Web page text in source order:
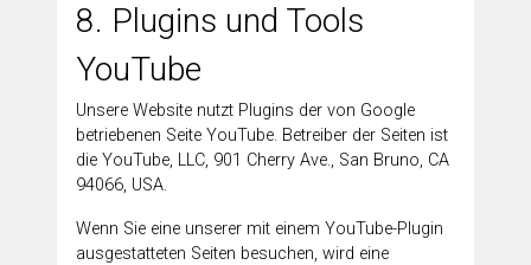
8. Plugins und Tools
YouTube
Unsere Website nutzt Plugins der von Google
betriebenen Seite YouTube. Betreiber der Seiten ist
die YouTube, LLC, 901 Cherry Ave., San Bruno, CA
94066, USA.
Wenn Sie eine unserer mit einem YouTube-Plugin
ausgestatteten Seiten besuchen, wird eine